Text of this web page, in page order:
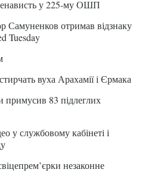
у 225-му ОШП
Самуненков отримав відзнаку
Tuesday
вуха Арахамії і Єрмака
примусив 83 підлеглих
у службовому кабінеті і
незаконне